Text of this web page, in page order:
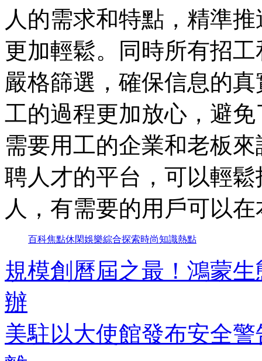
人的需求和特點，精準
更加輕鬆。同時所有招
嚴格篩選，確保信息的
工的過程更加放心，避
需要用工的企業和老板
聘人才的平台，可以輕
人，有需要的用戶可以
百科焦點休閑娛樂綜合探索時尚知識熱點
規模創曆屆之最！鴻蒙
辦
美駐以大使館發布安全